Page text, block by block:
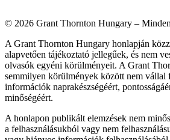
© 2026 Grant Thornton Hungary –
A Grant Thornton Hungary honlapján
alapvetően tájékoztató jellegűek, és nem
olvasók egyéni körülményeit. A Grant
semmilyen körülmények között nem vállal
információk naprakészségéért,
minőségéért.
A honlapon publikált elemzések nem
a felhasználásukból vagy nem